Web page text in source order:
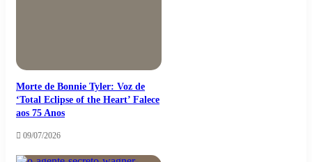
Morte de Bonnie Tyler: Voz de
‘Total Eclipse of the Heart’ Falece
aos 75 Anos
09/07/2026